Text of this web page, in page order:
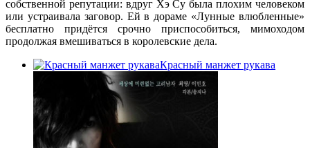
собственной репутации: вдруг Хэ Су была плохим человеком
или устраивала заговор. Ей в дораме «Лунные влюбленные»
бесплатно придётся срочно приспособиться, мимоходом
продолжая вмешиваться в королевские дела.
Красный манжет рукава